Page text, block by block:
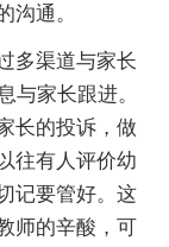
沟通。
多渠道与家长
与家长跟进。
长的投诉，做
往有人评价幼
记要管好。这
师的辛酸，可